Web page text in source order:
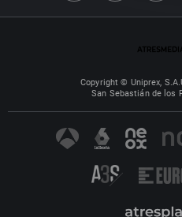
Copyright © Uniprex,
San Sebastián de los